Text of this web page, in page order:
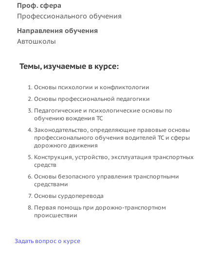
Проф. сфера
Профессионального обучения
Направления обучения
Автошколы
Темы, изучаемые в курсе:
Основы психологии и конфликтологии
Основы профессиональной педагогики
Педагогические и психологические основы по
обучению вождения ТС
Законодательство, определяющие правовые основы
профессионального обучения водителей ТС и сферы
дорожного движения
Конструкция, устройство, эксплуатация транспортных
средств
Основы безопасного управления транспортными
средствами
Основы сурдоперевода
Первая помощь при дорожно-транспортном
происшествии
Задать вопрос о курсе